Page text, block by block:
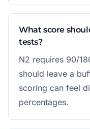
What score
tests?
N2 requires 90/
should leave a
scoring can feel
percentages.